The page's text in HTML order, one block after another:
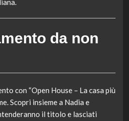
da non
con “Open House – La casa più
Scopri insieme a Nadia e
il titolo e lasciati